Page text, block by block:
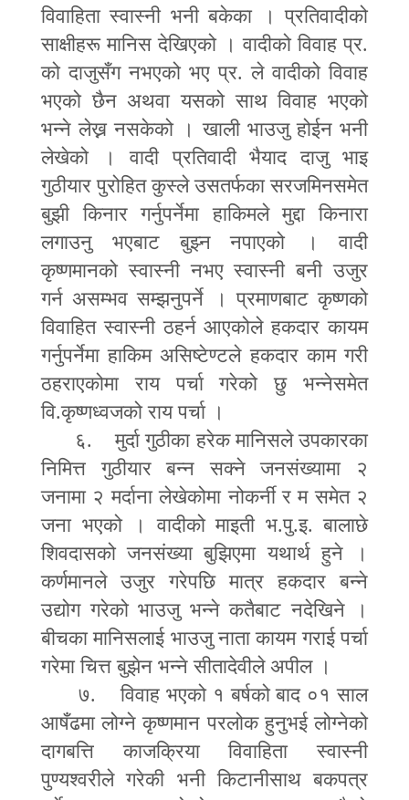
विवाहिता स्वास्नी भनी बकेका । प्रतिवादीको
साक्षीहरू मानिस देखिएको । वादीको विवाह प्र.
को दाजुसँग नभएको भए प्र. ले वादीको विवाह
भएको छैन अथवा यसको साथ विवाह भएको
भन्ने लेख्न नसकेको । खाली भाउजु होईन भनी
लेखेको । वादी प्रतिवादी भैयाद दाजु भाइ
गुठीयार पुरोहित कुस्ले उसतर्फका सरजमिनसमेत
बुझी किनार गर्नुपर्नेमा हाकिमले मुद्दा किनारा
लगाउनु भएबाट बुझ्न नपाएको । वादी
कृष्णमानको स्वास्नी नभए स्वास्नी बनी उजुर
गर्न असम्भव सम्झनुपर्ने । प्रमाणबाट कृष्णको
विवाहित स्वास्नी ठहर्न आएकोले हकदार कायम
गर्नुपर्नेमा हाकिम असिष्टेण्टले हकदार काम गरी
ठहराएकोमा राय पर्चा गरेको छु भन्नेसमेत
वि.कृष्णध्वजको राय पर्चा ।
६. मुर्दा गुठीका हरेक मानिसले उपकारका
निमित्त गुठीयार बन्न सक्ने जनसंख्यामा २
जनामा २ मर्दाना लेखेकोमा नोकर्नी र म समेत २
जना भएको । वादीको माइती भ.पु.इ. बालाछे
शिवदासको जनसंख्या बुझिएमा यथार्थ हुने ।
कर्णमानले उजुर गरेपछि मात्र हकदार बन्ने
उद्योग गरेको भाउजु भन्ने कतैबाट नदेखिने ।
बीचका मानिसलाई भाउजु नाता कायम गराई पर्चा
गरेमा चित्त बुझेन भन्ने सीतादेवीले अपील ।
७. विवाह भएको १ बर्षको बाद ०१ साल
आषँढमा लोग्ने कृष्णमान परलोक हुनुभई लोग्नेको
दागबत्ति काजक्रिया विवाहिता स्वास्नी
पुण्यश्वरीले गरेकी भनी किटानीसाथ बकपत्र